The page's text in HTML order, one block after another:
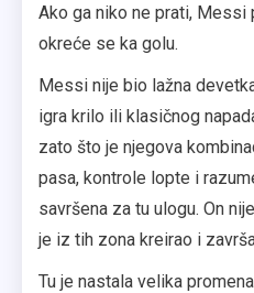
Ako ga niko ne prati,
okreće se ka golu.
Messi nije bio lažna
igra krilo ili klasičnog
zato što je njegova
pasa, kontrole lopte i
savršena za tu ulogu. On
je iz tih zona kreirao i
Tu je nastala velika